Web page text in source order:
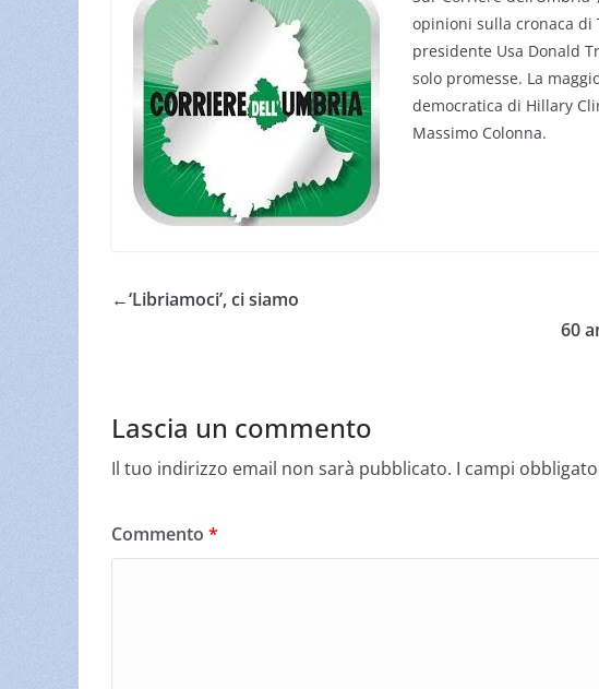
opinioni sulla cronaca di
presidente Usa Donald
solo promesse. La
democratica di Hillary
Massimo Colonna.
←‘Libriamoci’, ci siamo
60
Lascia un commento
Il tuo indirizzo email non sarà pubblicato. I campi
Commento *